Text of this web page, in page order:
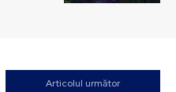
Articolul următor